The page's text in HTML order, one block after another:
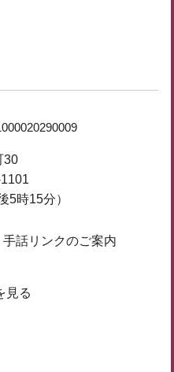
30
5時15分）
手話リンクのご案内
見る